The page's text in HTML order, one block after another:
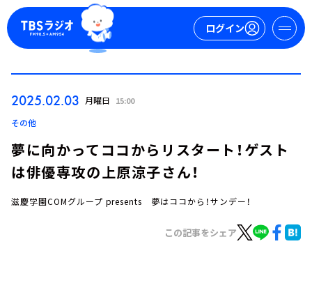
ログイン
2025.02.03 月曜日 15:00
その他
夢に向かってココからリスタート！ゲスト
は俳優専攻の上原涼子さん！
滋慶学園COMグループ presents 夢はココから！サンデー！
この記事をシェア